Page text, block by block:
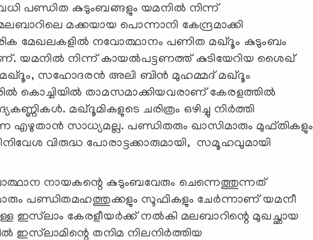
പണ്ഡിത കുടുംബങ്ങളും യമനില്‍ നിന്ന്
മക്കയായ പൊന്നാനി കേന്ദ്രമാക്കി
മേഖലകളില്‍ നവോത്ഥാനം പണിത മഖ്ദൂം കുടുംബം
യമനില്‍ നിന്ന് കായല്‍പട്ടണത്ത് കുടിയേറിയ ശൈഖ്
സഹോദരന്‍ അലി ബിന്‍ മുഹമ്മദ് മഖ്ദൂം
കൊച്ചിയില്‍ താമസമാക്കിയവരാണ് കേരളത്തില്‍
മഖ്ദൂമികളുടെ ചരിത്രം ഒഴിച്ചു നിര്‍ത്തി
എഴുതാന്‍ സാധ്യമല്ല. പണ്ഡിതരും ഖാസിമാരും മുഫ്തികളും
വിരുദ്ധ പോരാട്ടക്കാരുമായി, സമൂഹവുമായി
നായകന്റെ കുടുംബവേരും ചെന്നെത്തുന്നത്
പണ്ഡിതമഹത്തുക്കളും സൂഫികളും ചേര്‍ന്നാണ് യമനീ
ഇസ്‌ലാം കേരളീയര്‍ക്ക് നല്‍കി മലബാറിന്റെ മുഖച്ഛായ
ഇസ്‌ലാമിന്റെ തനിമ നിലനിര്‍ത്തിയ